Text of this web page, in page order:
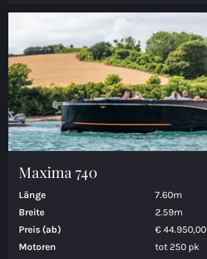
Maxima 740
Länge
7.60m
Breite
2.59m
Preis (ab)
€ 44.950,00
Motoren
tot 250 pk